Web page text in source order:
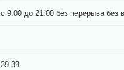
с 9.00 до 21.00 без перерыва без
39.39